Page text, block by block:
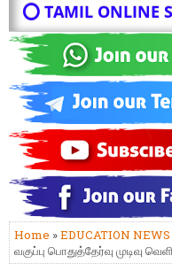
⭕ TAMIL ONLINE
Home »EDUCATION NEWS
வகுப்பு பொதுத்தேர்வு முடிவு